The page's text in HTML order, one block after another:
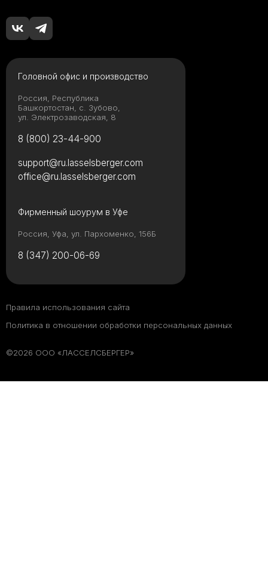
Головной офис и производство
Россия, Республика
Башкортостан, с. Зубово,
ул. Электрозаводская, 8
8 (800) 23-44-900
Фирменный шоурум в Уфе
Россия, Уфа, ул. Пархоменко, 156Б
8 (347) 200-06-69
support@ru.lasselsberger.com
office@ru.lasselsberger.com
©2026 ООО «ЛАССЕЛСБЕРГЕР»
Правила использования сайта
Политика в отношении обработки персональных данных